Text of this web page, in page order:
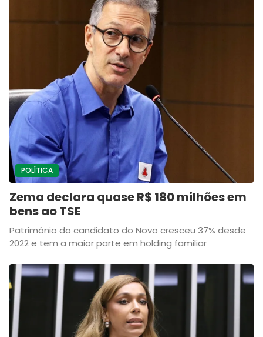
POLÍTICA
Zema declara quase R$ 180 milhões em
bens ao TSE
Patrimônio do candidato do Novo cresceu 37% desde
2022 e tem a maior parte em holding familiar